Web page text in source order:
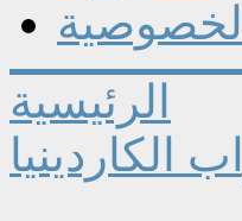
الخصوصية
الرئيسية
الكاردينيا